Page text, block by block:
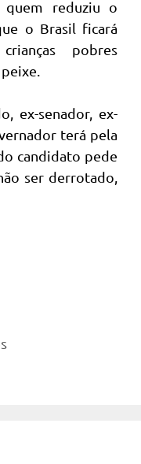
quem reduziu o
o Brasil ficará
pobres
ex-senador, ex-
terá pela
candidato pede
ser derrotado,